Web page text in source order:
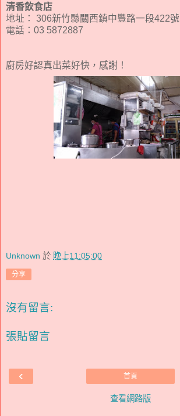
清香飲食店
地址： 306新竹縣關西鎮中豐路一段422號
電話：03 5872887
廚房好認真出菜好快，感謝！
Unknown 於 晚上11:05:00
分享
沒有留言:
張貼留言
‹ 首頁
查看網路版